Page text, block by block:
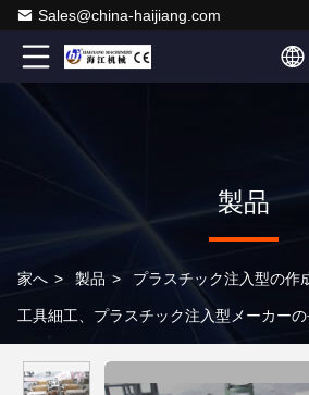
Sales@china-haijiang.com
製品
家へ > 製品 > プラスチック注入型の作
工具細工、プラスチック注入型メーカー